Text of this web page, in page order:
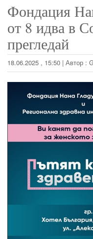
Фондация
от 8 идва в
прегледай
18.06.2025 , 15:50 | Автор :